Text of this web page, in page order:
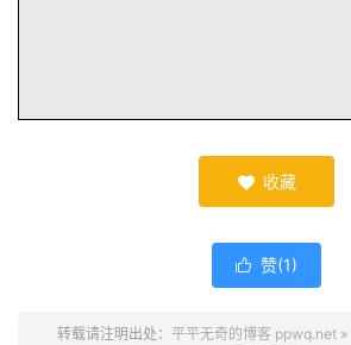
 收藏
 赞(1)
转载请注明出处： 平平无奇的博客 ppwq.net »